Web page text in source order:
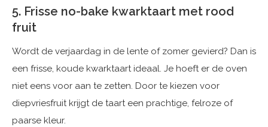
5. Frisse no-bake kwarktaart met rood
fruit
Wordt de verjaardag in de lente of zomer gevierd? Dan is
een frisse, koude kwarktaart ideaal. Je hoeft er de oven
niet eens voor aan te zetten. Door te kiezen voor
diepvriesfruit krijgt de taart een prachtige, felroze of
paarse kleur.